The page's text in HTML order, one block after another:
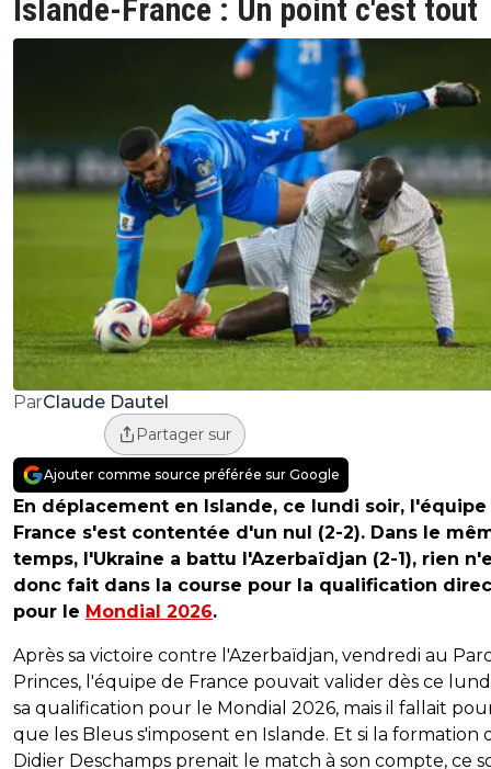
Islande-France : Un point c'est tout
ParClaude Dautel
Partager sur
Ajouter comme source préférée sur Google
En déplacement en Islande, ce lundi soir,
France s'est contentée d'un nul (2-2). Dans le
temps, l'Ukraine a battu l'Azerbaïdjan (2-1), rien
donc fait dans la course pour la qualification
pour le Mondial 2026.
Après sa victoire contre l'Azerbaïdjan, vendredi au
Princes, l'équipe de France pouvait valider dès ce
sa qualification pour le Mondial 2026, mais il fallait
que les Bleus s'imposent en Islande. Et si la formation
Didier Deschamps prenait le match à son compte, ce